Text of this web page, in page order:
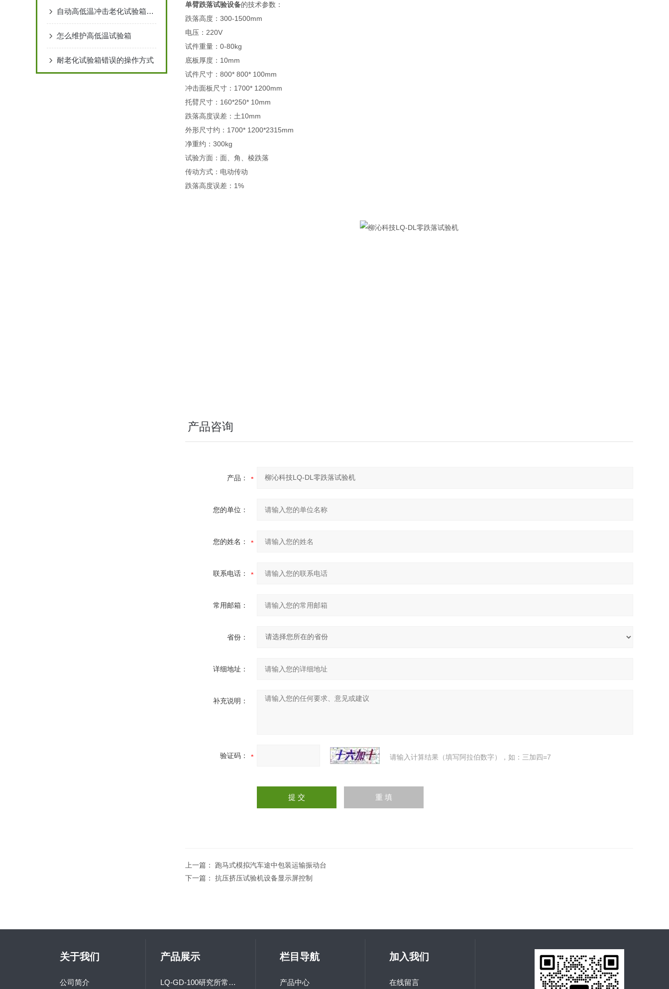
自动高低温冲击老化试验箱温度传感器
怎么维护高低温试验箱
耐老化试验箱错误的操作方式
单臂跌落试验设备的技术参数：
跌落高度：300-1500mm
电压：220V
试件重量：0-80kg
底板厚度：10mm
试件尺寸：800* 800* 100mm
冲击面板尺寸：1700* 1200mm
托臂尺寸：160*250* 10mm
跌落高度误差：土10mm
外形尺寸约：1700* 1200*2315mm
净重约：300kg
试验方面：面、角、棱跌落
传动方式：电动传动
跌落高度误差：1%
产品咨询
产品：
您的单位：
您的姓名：
联系电话：
常用邮箱：
省份：
详细地址：
补充说明：
验证码： 请输入计算结果（填写阿拉伯数字），如：三加四=7
上一篇： 跑马式模拟汽车途中包装运输振动台
下一篇： 抗压挤压试验机设备显示屏控制
关于我们
公司简介
产品展示
LQ-GD-100研究所常用高低温交变试验箱
栏目导航
产品中心
加入我们
在线留言